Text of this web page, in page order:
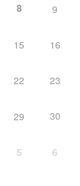
8 9
15 16
22 23
29 30
5 6